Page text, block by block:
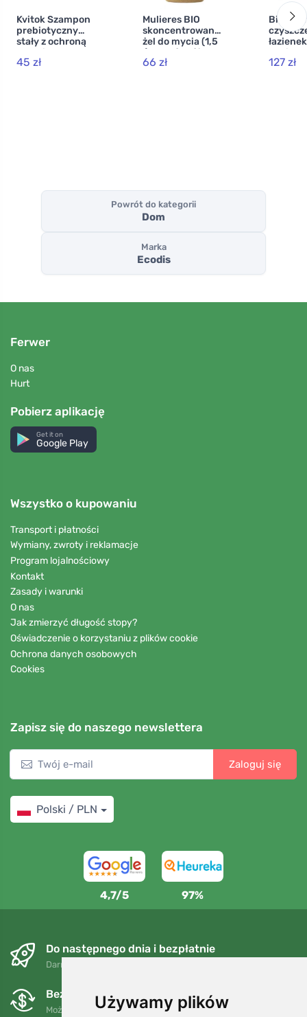
Używamy plików
Kvitok Szampon
prebiotyczny
stały z ochroną
przeciw
zanieczyszczenio
45 zł
Mulieres BIO
skoncentrowany
żel do mycia (1,5
l) - ogród różany
66 zł
Bio-D
127 zł
Powrót do kategorii
Dom
Marka
Ecodis
Ferwer
O nas
Hurt
Pobierz aplikację
Get it on
Google Play
Wszystko o kupowaniu
Transport i płatności
Wymiany, zwroty i reklamacje
Program lojalnościowy
Kontakt
Zasady i warunki
O nas
Jak zmierzyć długość stopy?
Oświadczenie o korzystaniu z plików cookie
Ochrona danych osobowych
Cookies
Zapisz się do naszego newslettera
Zaloguj się
Polski / PLN
4,7/5 97%
Do następnego dnia i bezpłatnie
Darmowa wysyłka dla zamówień powyżej 250 PLN
Bezpłatne wymiany i zwroty
Możesz zwrócić lub wymienić swoje zamówienie w dowolnym